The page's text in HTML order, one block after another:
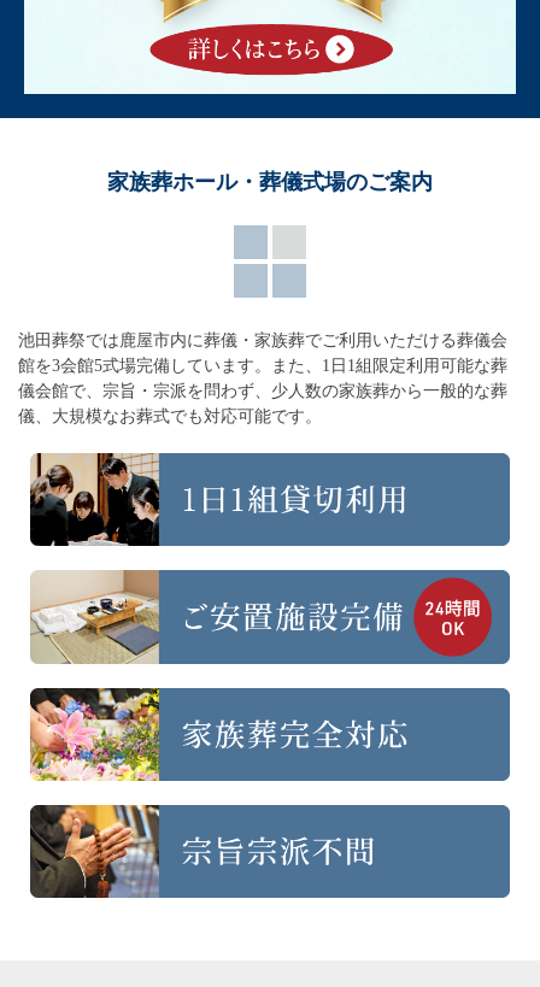
家族葬ホール・葬儀式場のご案内
池田葬祭では鹿屋市内に葬儀・家族葬でご利用いただける葬儀会
館を3会館5式場完備しています。
また、1日1組限定利用可能な葬
儀会館で、宗旨・宗派を問わず、 少人数の家族葬から一般的な葬
儀、大規模なお葬式でも対応可能です。